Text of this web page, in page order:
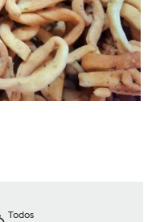
Todos